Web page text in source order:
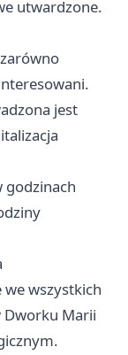
utwardzone.
jest
godzinach
wszystkich
Dworku Marii